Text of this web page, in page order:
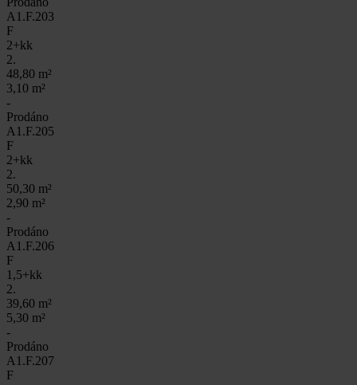
A1.F.203
F
2+kk
2.
48,80 m²
3,10 m²
-
Prodáno
A1.F.205
F
2+kk
2.
50,30 m²
2,90 m²
-
Prodáno
A1.F.206
F
1,5+kk
2.
39,60 m²
5,30 m²
-
Prodáno
A1.F.207
F